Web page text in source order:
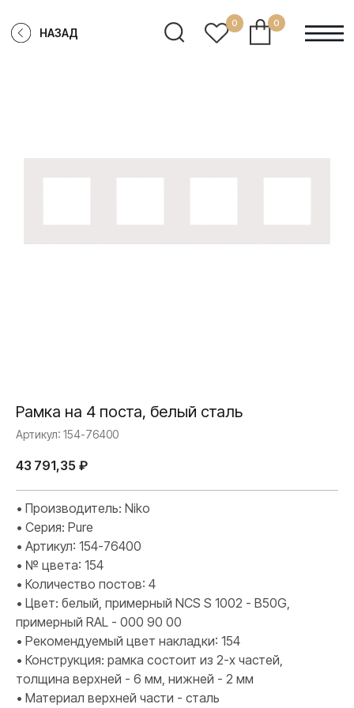
НАЗАД
Рамка на 4 поста, белый сталь
Артикул: 154-76400
43 791,35 ₽
• Производитель: Niko
• Серия: Pure
• Артикул: 154-76400
• № цвета: 154
• Количество постов: 4
• Цвет: белый, примерный NCS S 1002 - B50G,
примерный RAL - 000 90 00
• Рекомендуемый цвет накладки: 154
• Конструкция: рамка состоит из 2-х частей,
толщина верхней - 6 мм, нижней - 2 мм
• Материал верхней части - сталь